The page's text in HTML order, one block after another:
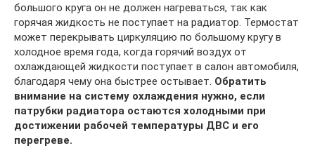
большого круга он не должен нагреваться, так как
горячая жидкость не поступает на радиатор. Термостат
может перекрывать циркуляцию по большому кругу в
холодное время года, когда горячий воздух от
охлаждающей жидкости поступает в салон автомобиля,
благодаря чему она быстрее остывает. Обратить
внимание на систему охлаждения нужно, если
патрубки радиатора остаются холодными при
достижении рабочей температуры ДВС и его
перегреве.